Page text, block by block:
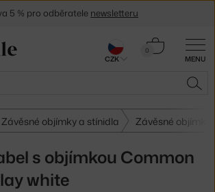
MENU
0
Košík
Závěsné objímky a stínidla Závěsné objímky
s objímkou Common
white
5 % pro odběratele newsletteru
CZK